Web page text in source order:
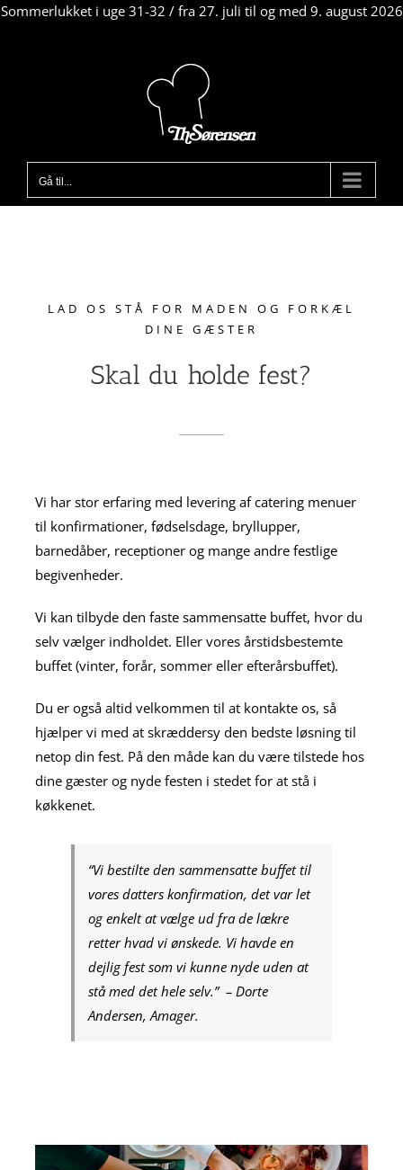
Sommerlukket i uge 31-32 / fra 27. juli til og med 9. august 2026
Gå til...
LAD OS STÅ FOR MADEN OG FORKÆL
DINE GÆSTER
Skal du holde fest?
Vi har stor erfaring med levering af catering menuer
til konfirmationer, fødselsdage, bryllupper,
barnedåber, receptioner og mange andre festlige
begivenheder.
Vi kan tilbyde den faste sammensatte buffet, hvor du
selv vælger indholdet. Eller vores årstidsbestemte
buffet (vinter, forår, sommer eller efterårsbuffet).
Du er også altid velkommen til at kontakte os, så
hjælper vi med at skræddersy den bedste løsning til
netop din fest. På den måde kan du være tilstede hos
dine gæster og nyde festen i stedet for at stå i
køkkenet.
“Vi bestilte den sammensatte buffet til
vores datters konfirmation, det var let
og enkelt at vælge ud fra de lækre
retter hvad vi ønskede. Vi havde en
dejlig fest som vi kunne nyde uden at
stå med det hele selv.” – Dorte
Andersen, Amager.